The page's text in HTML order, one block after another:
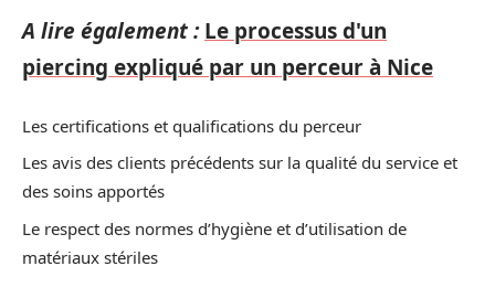
A lire également : Le processus d'un
piercing expliqué par un perceur à Nice
Les certifications et qualifications du perceur
Les avis des clients précédents sur la qualité du service et
des soins apportés
Le respect des normes d’hygiène et d’utilisation de
matériaux stériles